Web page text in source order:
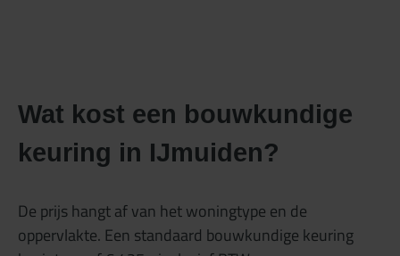
Wat kost een bouwkundige
keuring in IJmuiden?
De prijs hangt af van het woningtype en de
oppervlakte. Een standaard bouwkundige keuring